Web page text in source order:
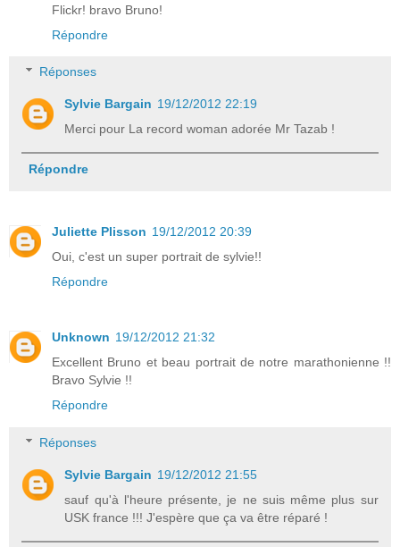
Flickr! bravo Bruno!
Répondre
Réponses
Sylvie Bargain 19/12/2012 22:19
Merci pour La record woman adorée Mr Tazab !
Répondre
Juliette Plisson 19/12/2012 20:39
Oui, c'est un super portrait de sylvie!!
Répondre
Unknown 19/12/2012 21:32
Excellent Bruno et beau portrait de notre marathonienne !!
Bravo Sylvie !!
Répondre
Réponses
Sylvie Bargain 19/12/2012 21:55
sauf qu'à l'heure présente, je ne suis même plus sur
USK france !!! J'espère que ça va être réparé !